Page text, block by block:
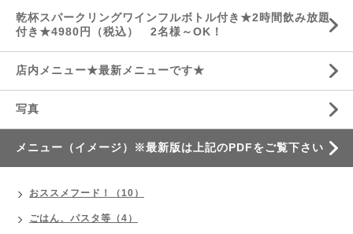
乾杯スパークリングワインフルボトル付き★2時間飲み放題
付き★4980円（税込） 2名様～OK！
店内メニュー★最新メニューです★
写真
メニュー（イメージ）※最新版は上記のPDFをご覧下さい
おススメフード！（10）
ごはん、パスタ等（4）